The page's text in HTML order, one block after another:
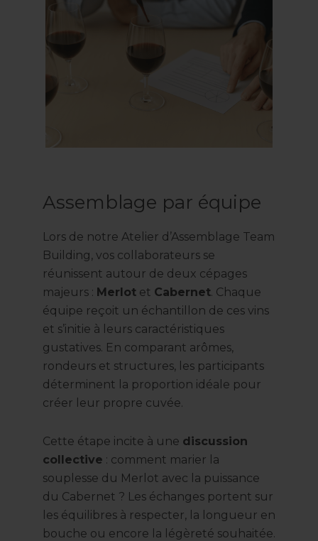
Assemblage par équipe
Lors de notre Atelier d’Assemblage Team
Building, vos collaborateurs se
réunissent autour de deux cépages
majeurs : Merlot et Cabernet. Chaque
équipe reçoit un échantillon de ces vins
et s’initie à leurs caractéristiques
gustatives. En comparant arômes,
rondeurs et structures, les participants
déterminent la proportion idéale pour
créer leur propre cuvée.
Cette étape incite à une discussion
collective : comment marier la
souplesse du Merlot avec la puissance
du Cabernet ? Les échanges portent sur
les équilibres à respecter, la longueur en
bouche ou encore la légèreté souhaitée.